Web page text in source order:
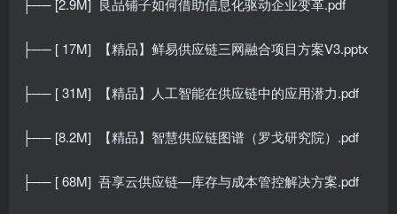
├── [2.9M] 良品铺子如何借助信息化驱动企业变革.pdf
├── [ 17M] 【精品】鲜易供应链三网融合项目方案V3.pptx
├── [ 31M] 【精品】人工智能在供应链中的应用潜力.pdf
├── [8.2M] 【精品】智慧供应链图谱（罗戈研究院）.pdf
├── [ 68M] 吾享云供应链—库存与成本管控解决方案.pdf